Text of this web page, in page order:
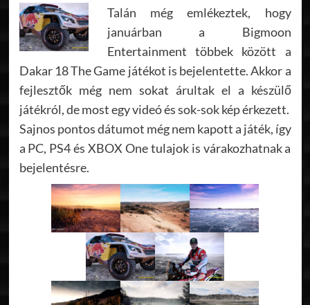
Talán még emlékeztek, hogy
januárban a Bigmoon
Entertainment többek között a
Dakar 18 The Game játékot is bejelentette. Akkor a
fejlesztők még nem sokat árultak el a készülő
játékról, de most egy videó és sok-sok kép érkezett.
Sajnos pontos dátumot még nem kapott a játék, így
a PC, PS4 és XBOX One tulajok is várakozhatnak a
bejelentésre.